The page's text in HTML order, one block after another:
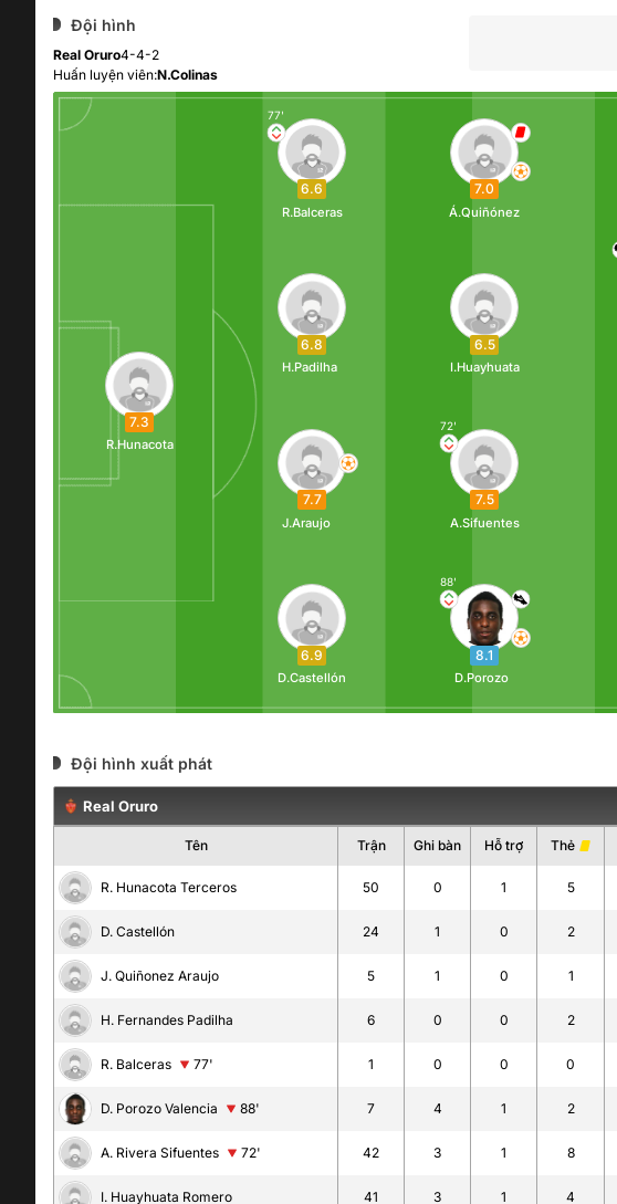
Đội hình
Real Oruro4-4-2
Huấn luyện viên:N.Colinas
7.3
R.Hunacota
6.9
D.Castellón
7.7
J.Araujo
6.8
H.Padilha
6.6
77'
R.Balceras
8.1
88'
D.Porozo
7.5
72'
A.Sifuentes
6.5
I.Huayhuata
7.0
Á.Quiñónez
Đội hình xuất phát
Real Oruro
Tên Trận Ghi bàn Hỗ trợ Thẻ
R. Hunacota Terceros 50 0 1 5
D. Castellón 24 1 0 2
J. Quiñonez Araujo 5 1 0 1
H. Fernandes Padilha 6 0 0 2
R. Balceras 77' 1 0 0 0
D. Porozo Valencia 88' 7 4 1 2
A. Rivera Sifuentes 72' 42 3 1 8
I. Huayhuata Romero 41 3 1 4